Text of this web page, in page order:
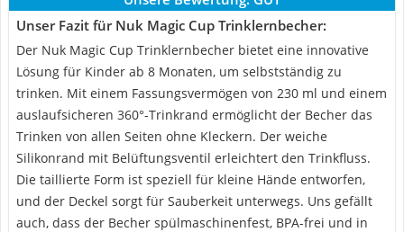
Unser Fazit für Nuk Magic Cup Trinklernbecher:
Der Nuk Magic Cup Trinklernbecher bietet eine innovative
Lösung für Kinder ab 8 Monaten, um selbstständig zu
trinken. Mit einem Fassungsvermögen von 230 ml und einem
auslaufsicheren 360°-Trinkrand ermöglicht der Becher das
Trinken von allen Seiten ohne Kleckern. Der weiche
Silikonrand mit Belüftungsventil erleichtert den Trinkfluss.
Die taillierte Form ist speziell für kleine Hände entworfen,
und der Deckel sorgt für Sauberkeit unterwegs. Uns gefällt
auch, dass der Becher spülmaschinenfest, BPA-frei und in